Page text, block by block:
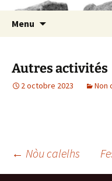
Menu
Autres activités
2 octobre 2023 Non
← Nòu calelhs